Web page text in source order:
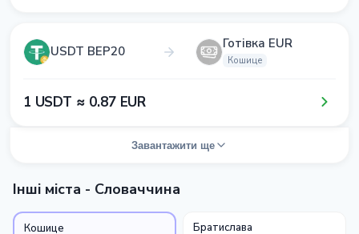
USDT BEP20 Готівка EUR
Кошице
1​ USDT ≈ 0​.8​7​ EUR
Завантажити ще
Інші міста - Словаччина
Кошице Братислава